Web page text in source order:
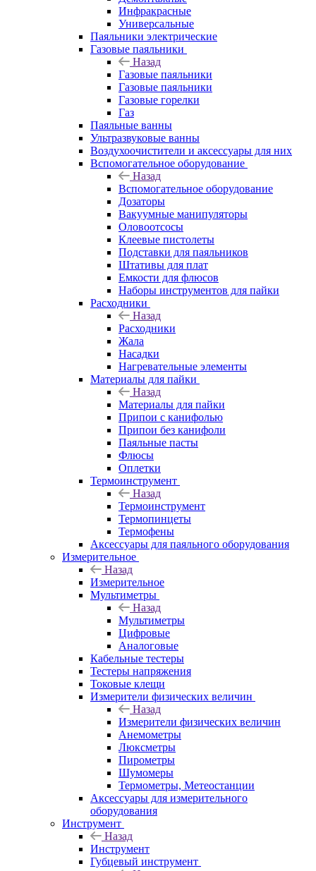
Инфракрасные
Универсальные
Паяльники электрические
Газовые паяльники
Назад
Газовые паяльники
Газовые паяльники
Газовые горелки
Газ
Паяльные ванны
Ультразвуковые ванны
Воздухоочистители и аксессуары для них
Вспомогательное оборудование
Назад
Вспомогательное оборудование
Дозаторы
Вакуумные манипуляторы
Оловоотсосы
Клеевые пистолеты
Подставки для паяльников
Штативы для плат
Емкости для флюсов
Наборы инструментов для пайки
Расходники
Назад
Расходники
Жала
Насадки
Нагревательные элементы
Материалы для пайки
Назад
Материалы для пайки
Припои с канифолью
Припои без канифоли
Паяльные пасты
Флюсы
Оплетки
Термоинструмент
Назад
Термоинструмент
Термопинцеты
Термофены
Аксессуары для паяльного оборудования
Измерительное
Назад
Измерительное
Мультиметры
Назад
Мультиметры
Цифровые
Аналоговые
Кабельные тестеры
Тестеры напряжения
Токовые клещи
Измерители физических величин
Назад
Измерители физических величин
Анемометры
Люксметры
Пирометры
Шумомеры
Термометры, Метеостанции
Аксессуары для измерительного
оборудования
Инструмент
Назад
Инструмент
Губцевый инструмент